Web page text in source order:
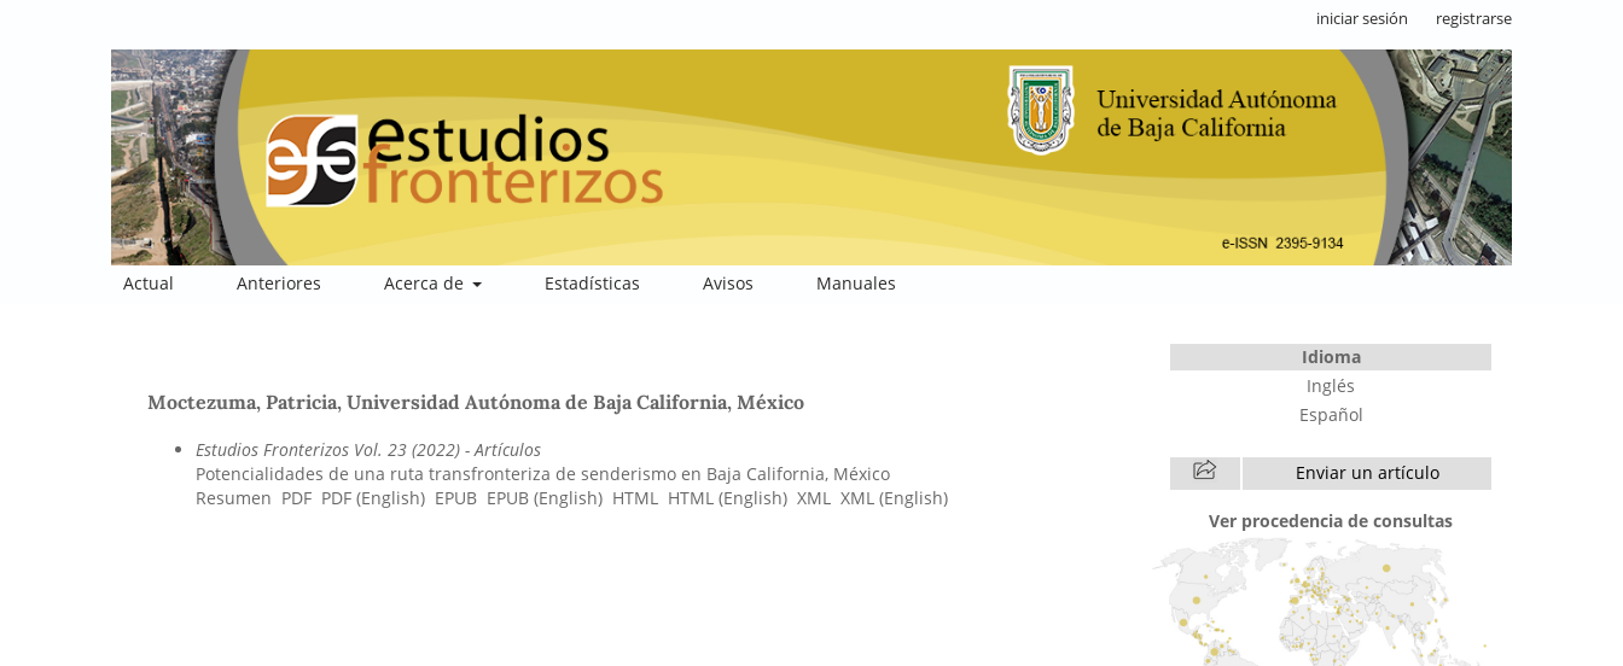
Actual Anteriores Acerca de Estadísticas Avisos Manuales
iniciar sesión registrarse
Moctezuma, Patricia, Universidad Autónoma de Baja California, México
Estudios Fronterizos Vol. 23 (2022) - Artículos
Potencialidades de una ruta transfronteriza de senderismo en Baja California, México
Resumen PDF PDF (English) EPUB EPUB (English) HTML HTML (English) XML XML (English)
Idioma
Inglés
Español
Enviar un artículo
Ver procedencia de consultas